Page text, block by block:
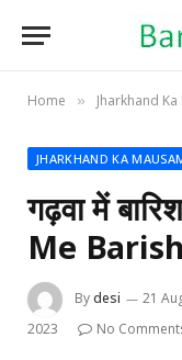
Home » Jharkhand
JHARKHAND KA
गढ़वा में
Me
Bydesi 21
2023
No